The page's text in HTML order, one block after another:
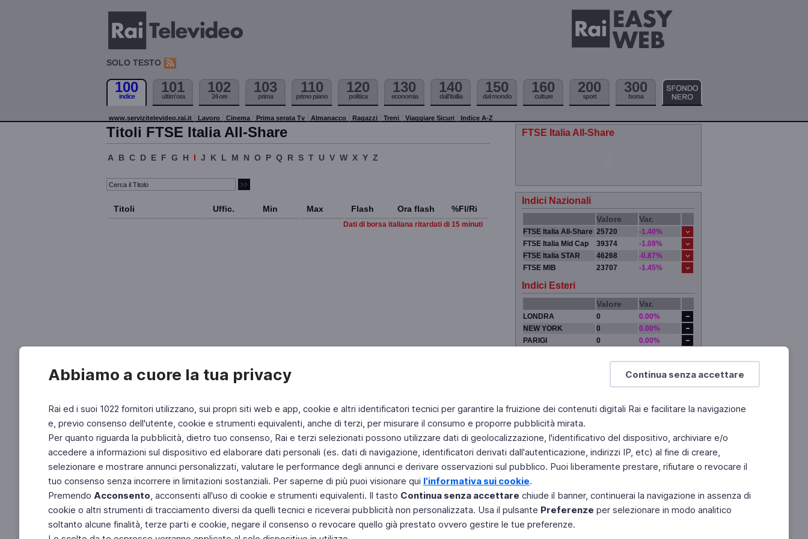
Continua senza accettare
Abbiamo a cuore la tua privacy
Rai ed i suoi 1022 fornitori utilizzano, sui propri siti web e app, cookie e altri identificatori tecnici per garantire la fruizione dei contenuti digitali Rai e facilitare la navigazione
e, previo consenso dell'utente, cookie e strumenti equivalenti, anche di terzi, per misurare il consumo e proporre pubblicità mirata.
Per quanto riguarda la pubblicità, dietro tuo consenso, Rai e terzi selezionati possono utilizzare dati di geolocalizzazione, l'identificativo del dispositivo, archiviare e/o
accedere a informazioni sul dispositivo ed elaborare dati personali (es. dati di navigazione, identificatori derivati dall'autenticazione, indirizzi IP, etc) al fine di creare,
selezionare e mostrare annunci personalizzati, valutare le performance degli annunci e derivare osservazioni sul pubblico. Puoi liberamente prestare, rifiutare o revocare il
tuo consenso senza incorrere in limitazioni sostanziali. Per saperne di più puoi visionare qui l'informativa sui cookie.
Premendo Acconsento, acconsenti all'uso di cookie e strumenti equivalenti. Il tasto Continua senza accettare chiude il banner, continuerai la navigazione in assenza di
cookie o altri strumenti di tracciamento diversi da quelli tecnici e riceverai pubblicità non personalizzata. Usa il pulsante Preferenze per selezionare in modo analitico
soltanto alcune finalità, terze parti e cookie, negare il consenso o revocare quello già prestato ovvero gestire le tue preferenze.
SOLO TESTO
100
indice
101
ultim'ora
102
24 ore
103
prima
110
primo piano
120
politica
130
economia
140
dall'itallia
150
dal mondo
160
culture
200
sport
300
borsa
www.servizitelevideo.rai.it Lavoro Cinema Prima serata Tv Almanacco Ragazzi Treni Viaggiare Sicuri Indice A-Z
Titoli FTSE Italia All-Share
A B C D E F G H I J K L M N O P Q R S T U V W X Y Z
Titoli Uffic. Min Max Flash Ora flash %Fl/Ri
Dati di borsa italiana ritardati di 15 minuti
FTSE Italia All-Share
Indici Nazionali
Valore Var.
FTSE Italia All-Share 25720
-1.40%
FTSE Italia Mid Cap
39374
-1.08%
FTSE Italia STAR
46268
-0.87%
FTSE MIB
23707 -1.45%
Indici Esteri
Valore Var.
LONDRA 0
0.00%
NEW YORK
0
0.00%
PARIGI
0
0.00%
Fai di Televideo la tua Home Page Chi Siamo
Copyright © 2011 Rai - Tutti i diritti riservati
Engineered by RAI - Reti e Piattaforme